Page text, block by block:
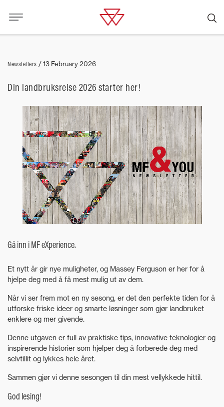
Newsletters /13 February 2026
Din landbruksreise 2026 starter her!
Gå inn i MF eXperience.
Et nytt år gir nye muligheter, og Massey Ferguson er her for å
hjelpe deg med å få mest mulig ut av dem.
Når vi ser frem mot en ny sesong, er det den perfekte tiden for å
utforske friske ideer og smarte løsninger som gjør landbruket
enklere og mer givende.
Denne utgaven er full av praktiske tips, innovative teknologier og
inspirerende historier som hjelper deg å forberede deg med
selvtillit og lykkes hele året.
Sammen gjør vi denne sesongen til din mest vellykkede hittil.
God lesing!